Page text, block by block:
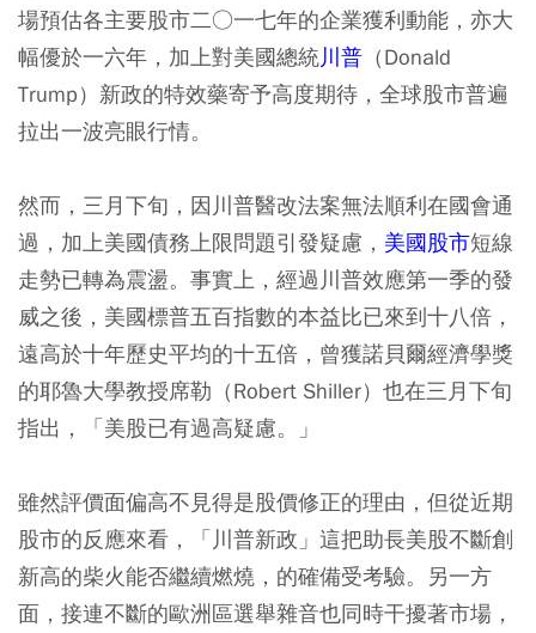
場預估各主要股市二○一七年的企業獲利動能，亦大
幅優於一六年，加上對美國總統川普 （Donald
Trump）新政的特效藥寄予高度期待，全球股市普遍
拉出一波亮眼行情。
然而，三月下旬，因川普醫改法案無法順利在國會通
過，加上美國債務上限問題引發疑慮， 美國股市短線
走勢已轉為震盪。事實上，經過川普效應第一季的發
威之後，美國標普五百指數的本益比已來到十八倍，
遠高於十年歷史平均的十五倍，曾獲諾貝爾經濟學獎
的耶魯大學教授席勒（Robert Shiller）也在三月下旬
指出，「美股已有過高疑慮。」
雖然評價面偏高不見得是股價修正的理由，但從近期
股市的反應來看，「川普新政」這把助長美股不斷創
新高的柴火能否繼續燃燒，的確備受考驗。另一方
面，接連不斷的歐洲區選舉雜音也同時干擾著市場，